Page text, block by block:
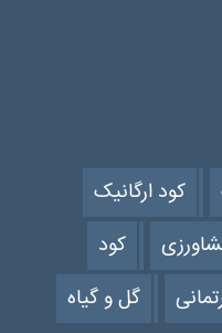
کود ارگانیک
کود
گل و گیاه